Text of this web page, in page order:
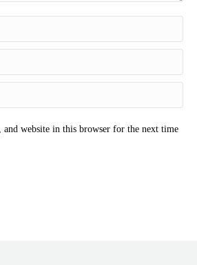
and website in this browser for the next time